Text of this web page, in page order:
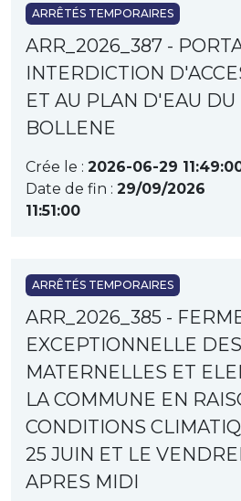
ARRÊTÉS TEMPORAIRES
ARR_2026_387 -
INTERDICTION
ET AU PLAN D'EAU
BOLLENE
Crée le : 2026-06-29
Date de fin : 29/09/2026
11:51:00
ARRÊTÉS TEMPORAIRES
ARR_2026_385 -
EXCEPTIONNELLE
MATERNELLES ET
LA COMMUNE EN
CONDITIONS
25 JUIN ET LE
APRES MIDI